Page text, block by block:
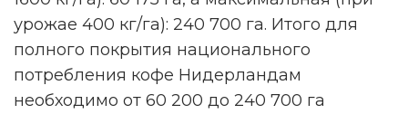
урожае 400 кг/га): 240 700 га. Итого для
полного покрытия национального
потребления кофе Нидерландам
необходимо от 60 200 до 240 700 га